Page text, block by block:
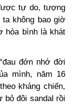
tự do, tượng
không bao giờ
hòa bình là khát
đớn nhớ đời
mình, năm 16
kháng chiến,
bỏ đôi sandal rồi